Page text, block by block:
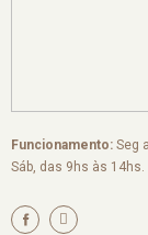
Funcionamento: Seg
Sáb, das 9hs às 14hs.
I
n